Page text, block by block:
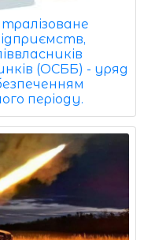
(ОСББ) - уряд
періоду.